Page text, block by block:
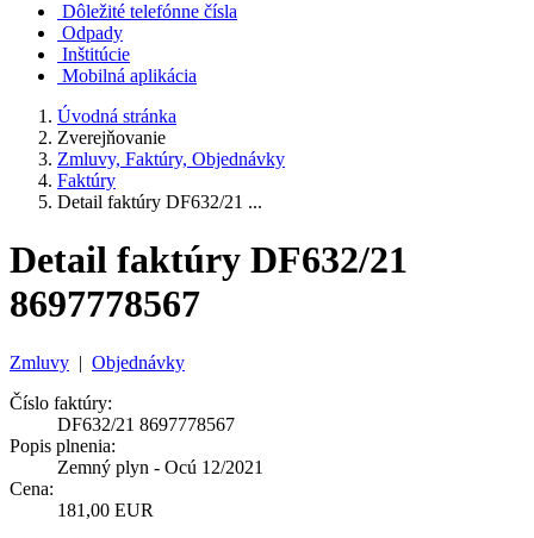
Dôležité telefónne čísla
Odpady
Inštitúcie
Mobilná aplikácia
Úvodná stránka
Zverejňovanie
Zmluvy, Faktúry, Objednávky
Faktúry
Detail faktúry DF632/21 ...
Detail faktúry DF632/21
8697778567
Zmluvy | Objednávky
Číslo faktúry:
DF632/21 8697778567
Popis plnenia:
Zemný plyn - Ocú 12/2021
Cena:
181,00 EUR